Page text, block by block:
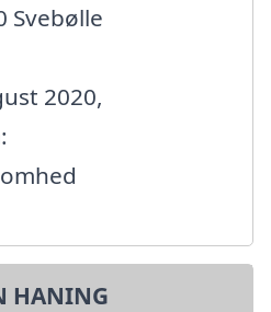
Svebølle
2020,
HANING